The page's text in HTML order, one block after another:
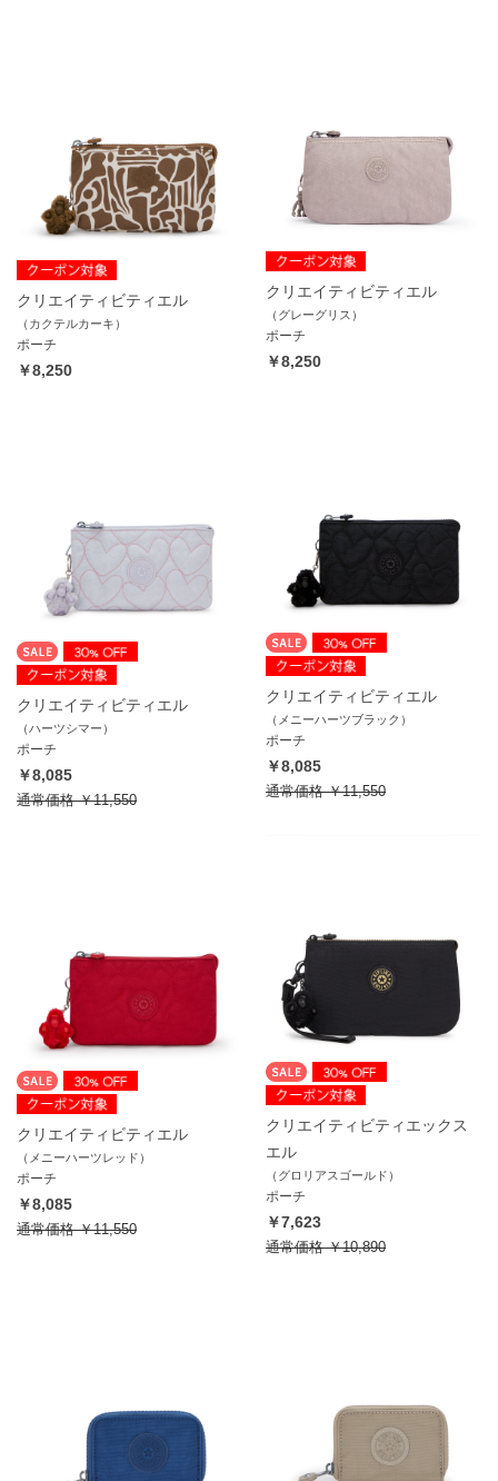
クリエイティビティエル
（カクテルカーキ）
ポーチ
￥8,250
クリエイティビティエル
（グレーグリス）
ポーチ
￥8,250
クリエイティビティエル
（ハーツシマー）
ポーチ
￥8,085
通常価格￥11,550
クリエイティビティエル
（メニーハーツブラック）
ポーチ
￥8,085
通常価格￥11,550
クリエイティビティエル
（メニーハーツレッド）
ポーチ
￥8,085
通常価格￥11,550
クリエイティビティエックス
エル
（グロリアスゴールド）
ポーチ
￥7,623
通常価格￥10,890